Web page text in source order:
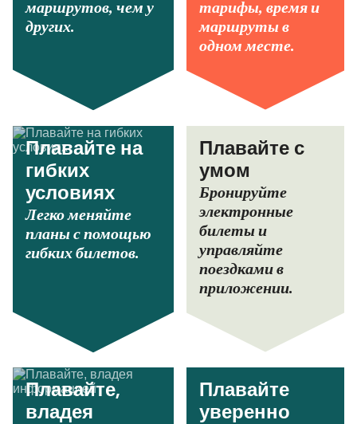
маршрутов, чем у
других.
тарифы, время и
маршруты в
одном месте.
Плавайте на
гибких
условиях
Легко меняйте
планы с помощью
гибких билетов.
Плавайте с
умом
Бронируйте
электронные
билеты и
управляйте
поездками в
приложении.
Плавайте,
владея
Плавайте
уверенно